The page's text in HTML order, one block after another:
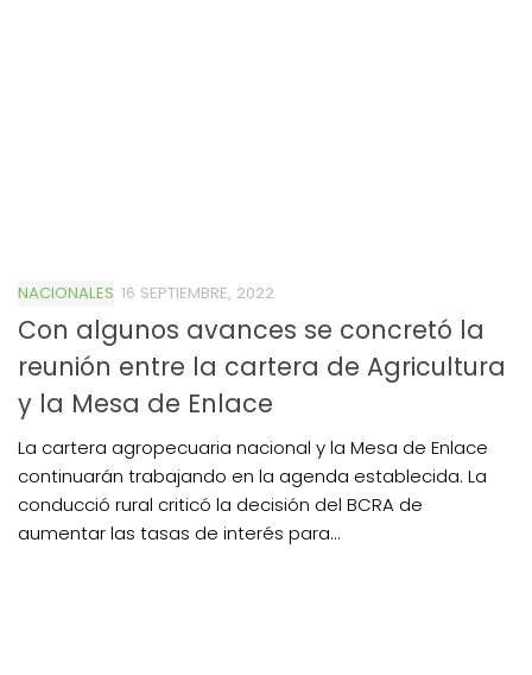
NACIONALES 16 SEPTIEMBRE, 2022
Con algunos avances se concretó la
reunión entre la cartera de Agricultura
y la Mesa de Enlace
La cartera agropecuaria nacional y la Mesa de Enlace
continuarán trabajando en la agenda establecida. La
conducció rural criticó la decisión del BCRA de
aumentar las tasas de interés para...